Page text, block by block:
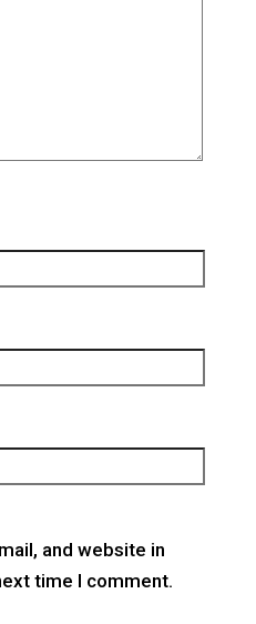
and website in
time I comment.